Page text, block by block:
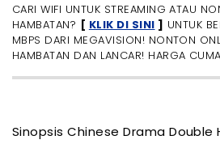
CARI WIFI UNTUK STREAMING ATAU
HAMBATAN? [ KLIK DI SINI ] UNTUK
MBPS DARI MEGAVISION! NONTON
HAMBATAN DAN LANCAR! HARGA
Sinopsis Chinese Drama Double